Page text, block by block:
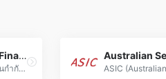
Romanian Financial Supervisory Authority (ASF)
ASF (สำนักงานกำกับดูแลทางการเงินโรมาเนีย) หน่วยงานกำกับดูแลตลาด Forex และบริการการลงทุน มุ่งมั่นสร้างเสถียรภาพทางการเงินและคุ้มครองนักลงทุนอย่างมืออาชีพ